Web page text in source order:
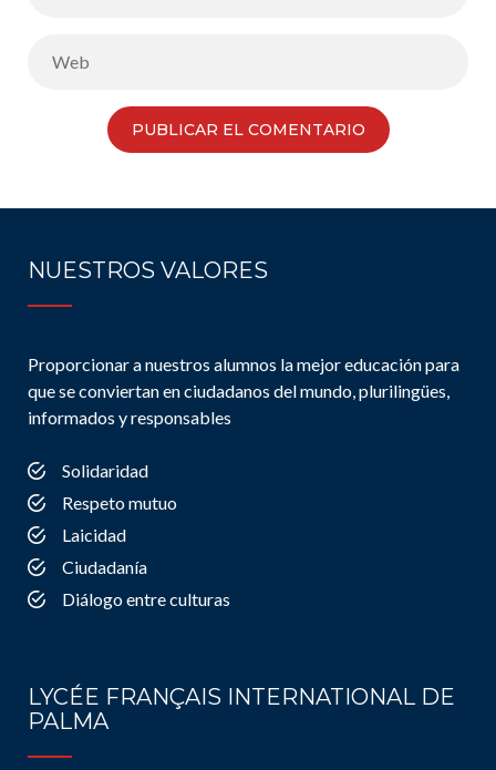
NUESTROS VALORES
Proporcionar a nuestros alumnos la mejor educación para
que se conviertan en ciudadanos del mundo, plurilingües,
informados y responsables
Solidaridad
Respeto mutuo
Laicidad
Ciudadanía
Diálogo entre culturas
LYCÉE FRANÇAIS INTERNATIONAL DE
PALMA